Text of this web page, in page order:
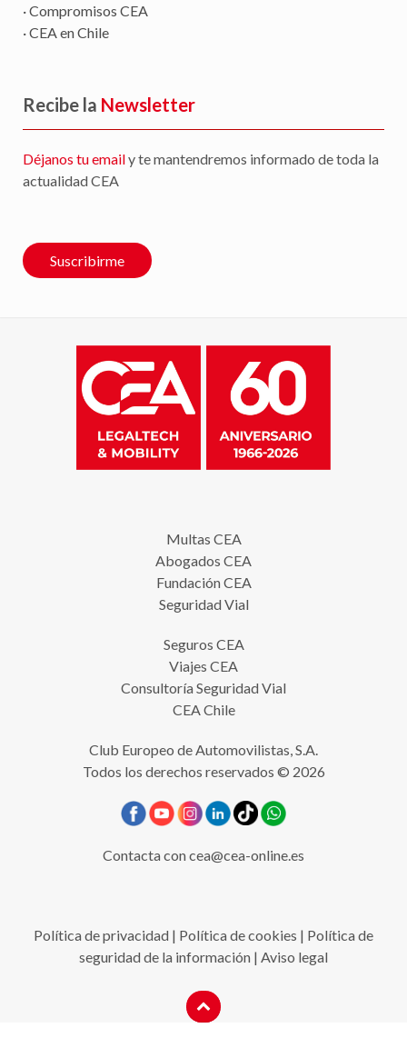
· Compromisos CEA
· CEA en Chile
Recibe la Newsletter
Déjanos tu emaily te mantendremos informado de toda la
actualidad CEA
Suscribirme
Multas CEA
Abogados CEA
Fundación CEA
Seguridad Vial
Seguros CEA
Viajes CEA
Consultoría Seguridad Vial
CEA Chile
Club Europeo de Automovilistas, S.A.
Todos los derechos reservados © 2026
Contacta concea@cea-online.es
Política de privacidad | Política de cookies | Política de
seguridad de la información | Aviso legal